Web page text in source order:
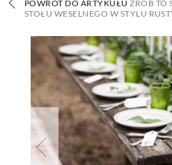
POWRÓT DO ARTYKUŁUZRÓB TO
STOŁU WESELNEGO W STYLU
WARZYWA I